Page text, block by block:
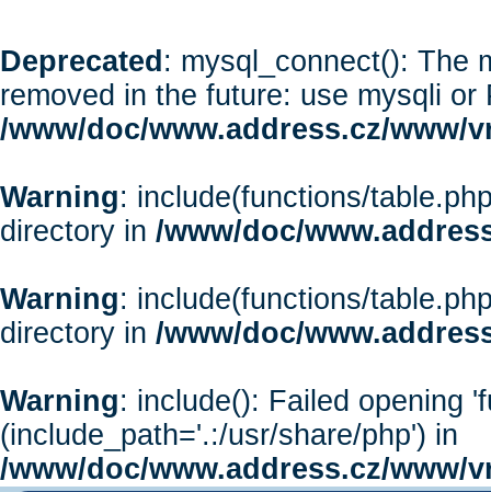
Deprecated : mysql_connect(): The
removed in the future: use mysqli or
/www/doc/www.address.cz/www/
Warning: include(functions/
directory in /www/doc/
Warning: include(functions/
directory in /www/doc/
Warning: include(): Failed opening
(include_path='.:/usr/share/php') in
/www/doc/www.address.cz/www/